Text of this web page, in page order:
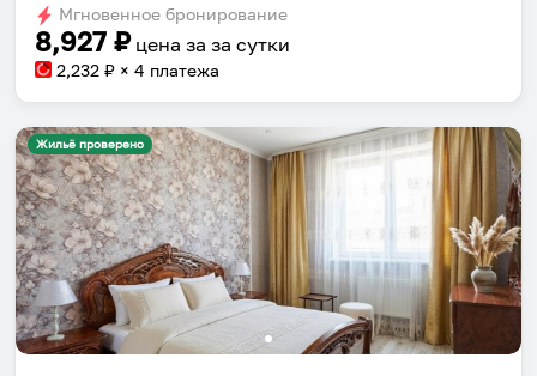
Мгновенное бронирование
8,927 ₽ цена за за сутки
2,232 ₽ × 4 платежа
Жильё проверено